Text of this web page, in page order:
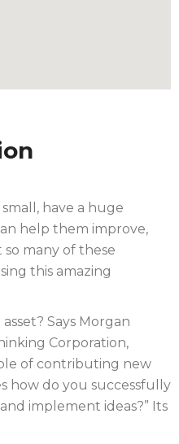
have a huge
help them improve,
many of these
this amazing
Says Morgan
Corporation,
of contributing new
how do you successfully
implement ideas?” Its